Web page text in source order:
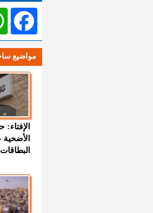
Facebook
مواضيع
البطاقات